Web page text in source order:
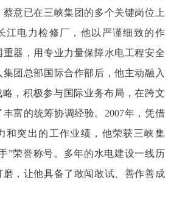
意已在三峡集团的多个关键岗位上
江电力检修厂，他以严谨细致的作
重器，用专业力量保障水电工程安全
团总部国际合作部后，他主动融入
略，积极参与国际业务布局，在跨文
富的统筹协调经验。2007年，凭借
和突出的工作业绩，他荣获三峡集
”荣誉称号。多年的水电建设一线历
磨，让他具备了敢闯敢试、善作善成